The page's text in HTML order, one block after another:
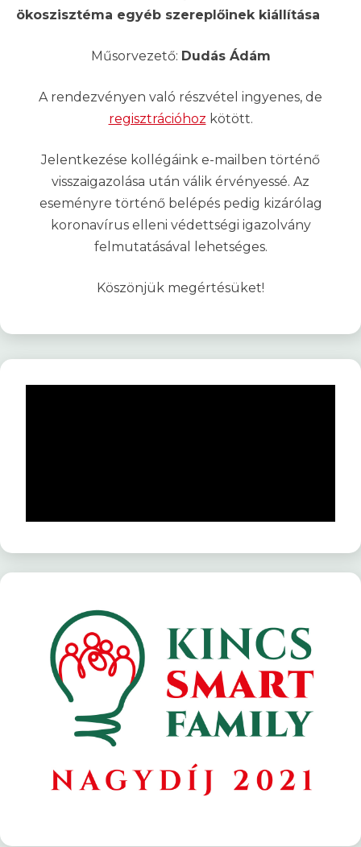
ökoszisztéma egyéb szereplőinek kiállítása
Műsorvezető: Dudás Ádám
A rendezvényen való részvétel ingyenes, de
regisztrációhoz kötött.
Jelentkezése kollégáink e-mailben történő
visszaigazolása után válik érvényessé. Az
eseményre történő belépés pedig kizárólag
koronavírus elleni védettségi igazolvány
felmutatásával lehetséges.
Köszönjük megértésüket!